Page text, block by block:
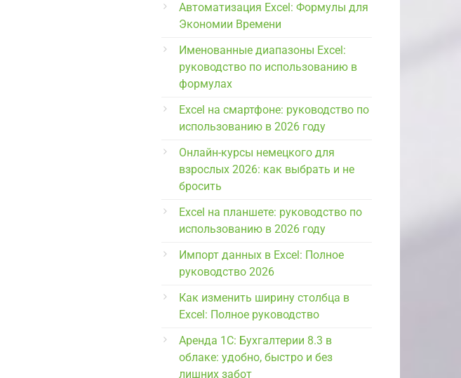
Автоматизация Excel: Формулы для
Экономии Времени
Именованные диапазоны Excel:
руководство по использованию в
формулах
Excel на смартфоне: руководство по
использованию в 2026 году
Онлайн-курсы немецкого для
взрослых 2026: как выбрать и не
бросить
Excel на планшете: руководство по
использованию в 2026 году
Импорт данных в Excel: Полное
руководство 2026
Как изменить ширину столбца в
Excel: Полное руководство
Аренда 1С: Бухгалтерии 8.3 в
облаке: удобно, быстро и без
лишних забот